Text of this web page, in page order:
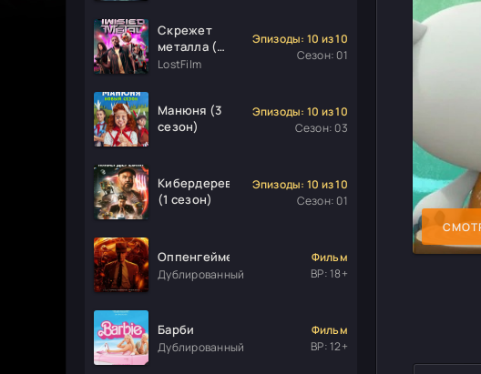
Скрежет
металла (1
сезон)
LostFilm
Эпизоды: 10 из 10
Сезон: 01
Манюня (3
сезон)
Эпизоды: 10 из 10
Сезон: 03
Кибердеревня
(1 сезон)
Эпизоды: 10 из 10
Сезон: 01
Оппенгеймер
Дублированный
Фильм
ВР: 18+
Барби
Дублированный
Фильм
ВР: 12+